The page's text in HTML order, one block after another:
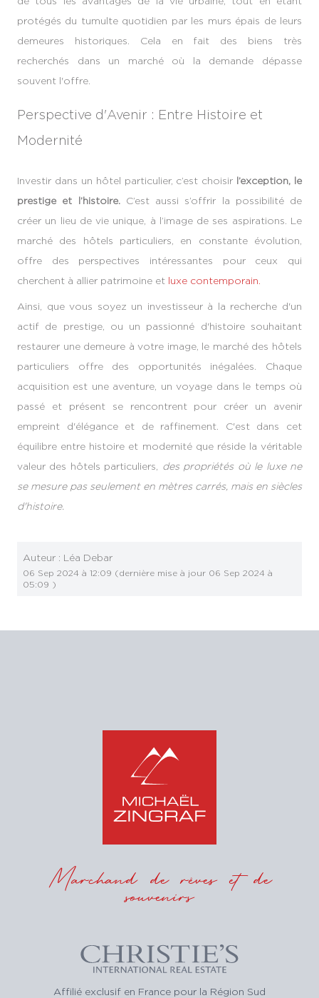
protégés du tumulte quotidien par les murs épais de leurs
demeures historiques. Cela en fait des biens très
recherchés dans un marché où la demande dépasse
souvent l'offre.
Perspective d'Avenir : Entre Histoire et
Modernité
Investir dans un hôtel particulier, c’est choisir l’exception, le
prestige et l’histoire.C’est aussi s’offrir la possibilité de
créer un lieu de vie unique, à l’image de ses aspirations. Le
marché des hôtels particuliers, en constante évolution,
offre des perspectives intéressantes pour ceux qui
cherchent à allier patrimoine et luxe contemporain.
Ainsi, que vous soyez un investisseur à la recherche d'un
actif de prestige, ou un passionné d'histoire souhaitant
restaurer une demeure à votre image, le marché des hôtels
particuliers offre des opportunités inégalées. Chaque
acquisition est une aventure, un voyage dans le temps où
passé et présent se rencontrent pour créer un avenir
empreint d'élégance et de raffinement. C'est dans cet
équilibre entre histoire et modernité que réside la véritable
valeur des hôtels particuliers, des propriétés où le luxe ne
se mesure pas seulement en mètres carrés, mais en siècles
d'histoire.
Auteur : Léa Debar
06 Sep 2024 à 12:09 (dernière mise à jour 06 Sep 2024 à
05:09 )
Marchand de rêves et de
souvenirs
Affilié exclusif en France pour la Région Sud